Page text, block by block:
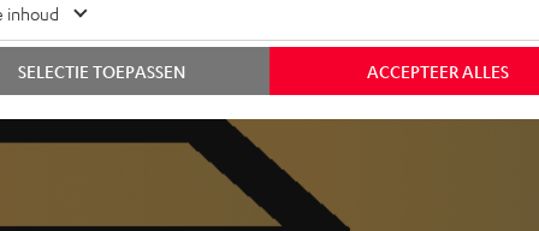
inhoud
ACCEPTEER ALLES
SELECTIE TOEPASSEN